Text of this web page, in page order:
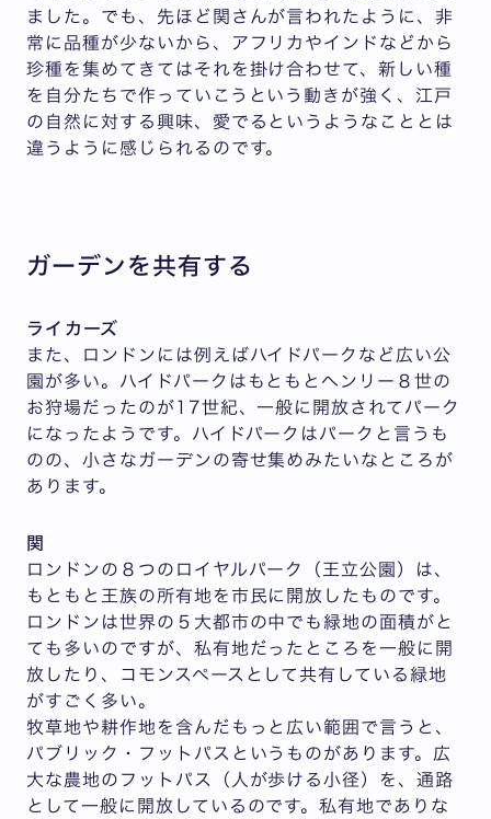
ました。でも、先ほど関さんが言われたように、非
常に品種が少ないから、アフリカやインドなどから
珍種を集めてきてはそれを掛け合わせて、新しい種
を自分たちで作っていこうという動きが強く、江戸
の自然に対する興味、愛でるというようなこととは
違うように感じられるのです。
ガーデンを共有する
ライカーズ
また、ロンドンには例えばハイドパークなど広い公
園が多い。ハイドパークはもともとヘンリー８世の
お狩場だったのが17世紀、一般に開放されてパーク
になったようです。ハイドパークはパークと言うも
のの、小さなガーデンの寄せ集めみたいなところが
あります。
関
ロンドンの８つのロイヤルパーク（王立公園）は、
もともと王族の所有地を市民に開放したものです。
ロンドンは世界の５大都市の中でも緑地の面積がと
ても多いのですが、私有地だったところを一般に開
放したり、コモンスペースとして共有している緑地
がすごく多い。
牧草地や耕作地を含んだもっと広い範囲で言うと、
パブリック・フットパスというものがあります。広
大な農地のフットパス（人が歩ける小径）を、通路
として一般に開放しているのです。私有地でありな